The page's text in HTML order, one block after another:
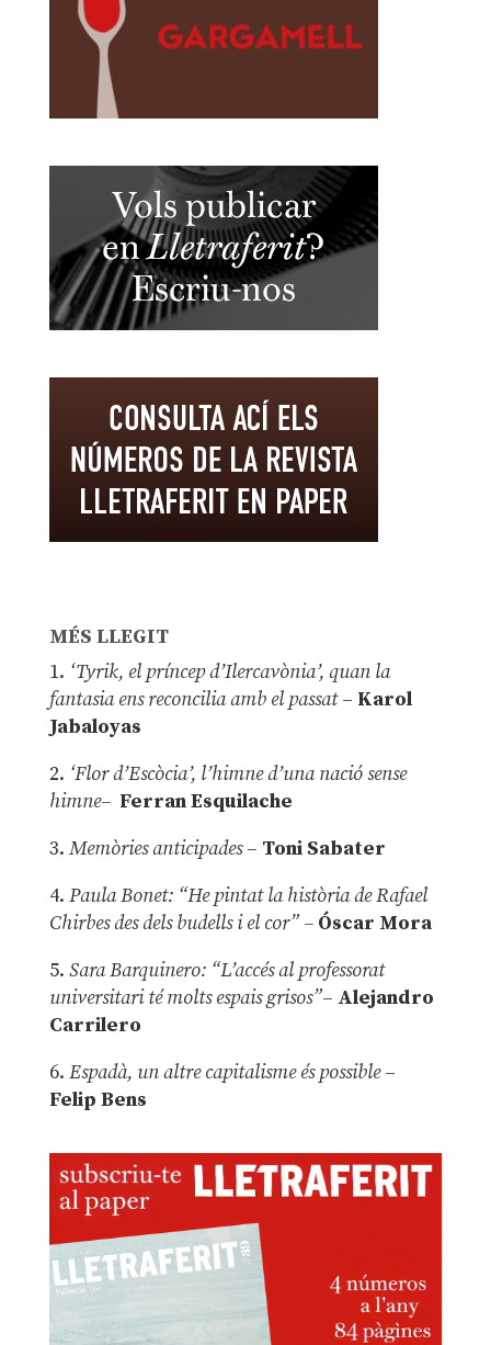
MÉS LLEGIT
1. ‘Tyrik, el príncep d’Ilercavònia’, quan la
fantasia ens reconcilia amb el passat– Karol
Jabaloyas
2. ‘Flor d’Escòcia’, l’himne d’una nació sense
himne– Ferran Esquilache
3. Memòries anticipades– Toni Sabater
4. Paula Bonet: “He pintat la història de Rafael
Chirbes des dels budells i el cor” –Óscar Mora
5. Sara Barquinero: “L’accés al professorat
universitari té molts espais grisos”– Alejandro
Carrilero
6. Espadà, un altre capitalisme és possible –
Felip Bens